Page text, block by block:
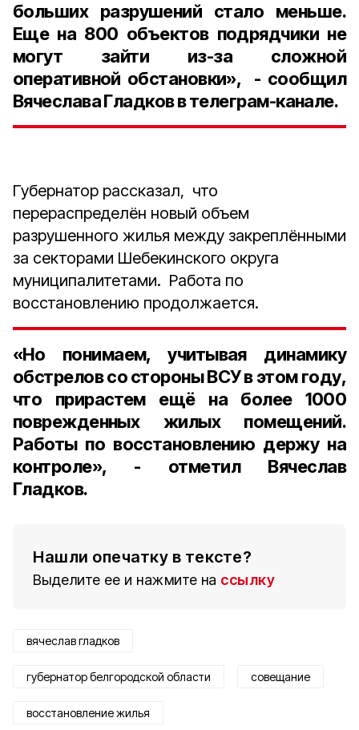
больших разрушений стало меньше.
Еще на 800 объектов подрядчики не
могут зайти из-за сложной
оперативной обстановки», - сообщил
Вячеслава Гладков в телеграм-канале.
Губернатор рассказал, что
перераспределён новый объем
разрушенного жилья между закреплёнными
за секторами Шебекинского округа
муниципалитетами. Работа по
восстановлению продолжается.
«Но понимаем, учитывая динамику
обстрелов со стороны ВСУ в этом году,
что прирастем ещё на более 1000
поврежденных жилых помещений.
Работы по восстановлению держу на
контроле», - отметил Вячеслав
Гладков.
Нашли опечатку в тексте?
Выделите ее и нажмите на ссылку
вячеслав гладков
губернатор белгородской области совещание
восстановление жилья